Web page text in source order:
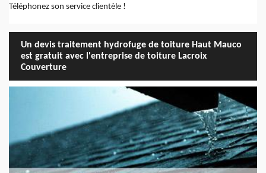
Téléphonez son service clientèle !
Un devis traitement hydrofuge de toiture Haut Mauco
est gratuit avec l'entreprise de toiture Lacroix
Couverture